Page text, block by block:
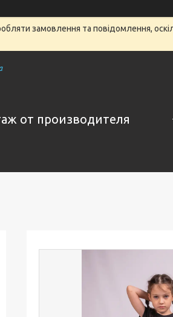
замовлення та повідомлення,
от производителя